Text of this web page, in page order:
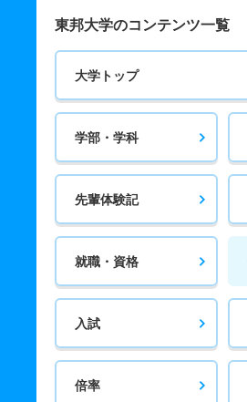
東邦大学のコンテンツ一覧
大学トップ
学部・学科
先輩体験記
就職・資格
入試
倍率